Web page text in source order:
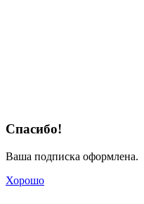
Спасибо!
Ваша подписка оформлена.
Хорошо